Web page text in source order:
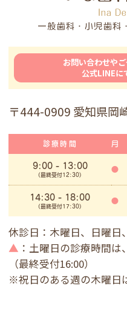
お問い合わせや
公式LINEに
〒444-0909 愛知県岡
診療時間 月
9:00- 13:00
(最終受付12:30)
●
14:30 - 18:00
(最終受付17:30)
●
休診日：木曜日、日曜日
▲ ：土曜日の診療時間は
（最終受付16:00）
※祝日のある週の木曜日